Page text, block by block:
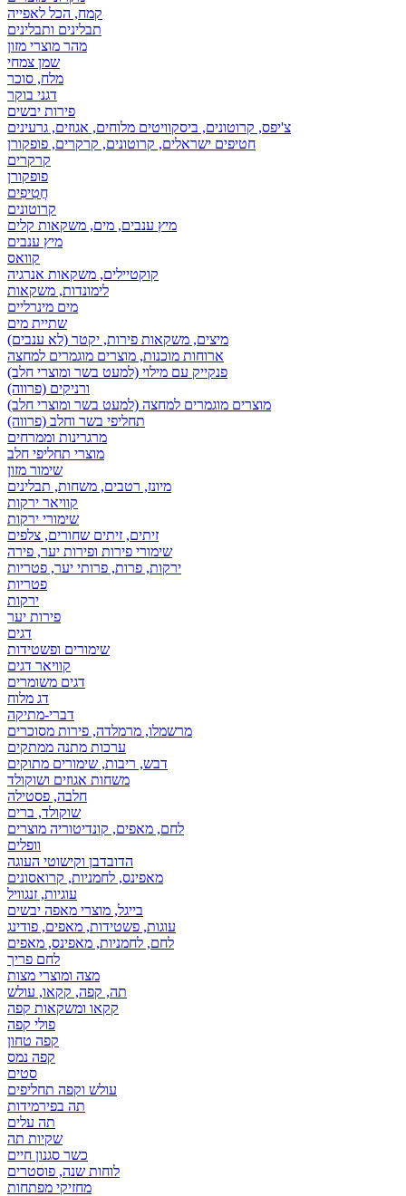
קמח, הכל לאפייה
תבלינים ותבלינים
מהר מוצרי מזון
שמן צמחי
מלח, סוכר
דגני בוקר
פירות יבשים
צ'יפס, קרוטונים, ביסקוויטים מלוחים, אגוזים, גרעינים
חטיפים ישראלים, קרוטונים, קרקרים, פופקורן
קרקרים
פופקורן
חֲטִיפִים
קרוטונים
מיץ ענבים, מים, משקאות קלים
מיץ ענבים
קוואס
קוקטיילים, משקאות אנרגיה
לימונדות, משקאות
מים מינרליים
שתיית מים
מיצים, משקאות פירות, יקטר (לא ענבים)
ארוחות מוכנות, מוצרים מוגמרים למחצה
פנקייק עם מילוי (למעט בשר ומוצרי חלב)
ורניקים (פרווה)
מוצרים מוגמרים למחצה (למעט בשר ומוצרי חלב)
תחליפי בשר וחלב (פרווה)
מרגרינות וממרחים
מוצרי תחליפי חלב
שימור מזון
מיונז, רטבים, משחות, תבלינים
קוויאר ירקות
שימורי ירקות
זיתים, זיתים שחורים, צלפים
שימורי פירות ופירות יער, פירה
ירקות, פרות, פרותי יער, פטריות
פטריות
ירקות
פירות יער
דגים
שימורים ופשטידות
קוויאר דגים
דגים משומרים
דג מלוח
דברי-מתיקה
מרשמלו, מרמלדה, פירות מסוכרים
ערכות מתנה ממתקים
דבש, ריבות, שימורים מתוקים
משחות אגוזים ושוקולד
חלבה, פסטילה
שוקולד, ברים
לחם, מאפים, קונדיטוריה מוצרים
וופלים
הדובדבן וקישוטי העוגה
מאפינס, לחמניות, קרואסונים
עוגיות, זנגוויל
בייגל, מוצרי מאפה יבשים
עוגות, פשטידות, מאפים, פודינג
לחם, לחמניות, מאפינס, מאפים
לחם פריך
מצה ומוצרי מצות
תה, קפה, קקאו, עולש
קקאו ומשקאות קפה
פולי קפה
קפה טחון
קפה נמס
סטים
עולש וקפה תחליפים
תה בפירמידות
תה עלים
שקיות תה
כשר סגנון חיים
לוחות שנה, פוסטרים
מחזיקי מפתחות